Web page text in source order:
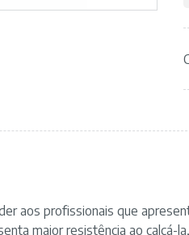
aos profissionais que
maior resistência ao calçá-